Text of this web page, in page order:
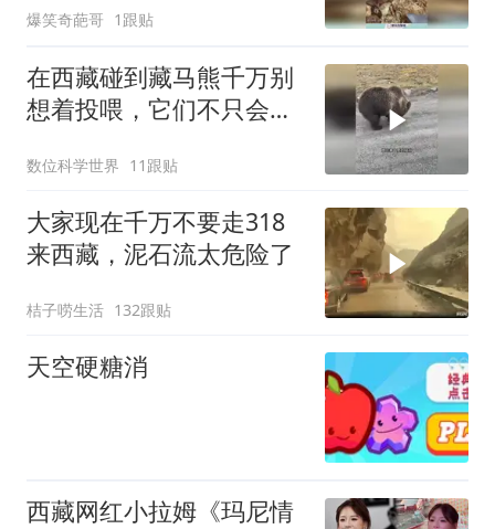
爆笑奇葩哥 1跟贴
在西藏碰到藏马熊千万别
想着投喂，它们不只会吃
数位科学世界 11跟贴
大家现在千万不要走318
来西藏，泥石流太危险了
桔子唠生活 132跟贴
天空硬糖消
西藏网红小拉姆《玛尼情